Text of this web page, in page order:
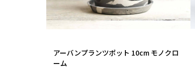
アーバンプランツポット 10cm モノクロ
ーム